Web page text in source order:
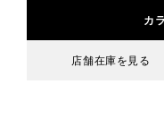
カ
店舗在庫を見る